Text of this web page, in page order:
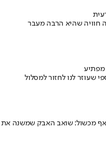
חוויה שהיא הרבה מעבר
מפתיע
שעוזר לנו לחזור למסלול
מכשול: שואב האבק שמשנה את